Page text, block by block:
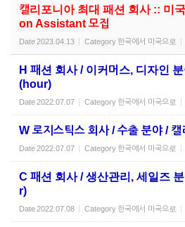
캘리포니아 최대 패션 회사 :: 미
on Assistant 모집
Date2023.04.13 Category 한국에서 미국으로
H 패션 회사 / 이커머스, 디자인
(hour)
Date2022.07.07 Category 한국에서 미국으로
W 로지스틱스 회사 / 수출 분야 /
Date2022.07.07 Category 한국에서 미국으로
C 패션 회사 / 생산관리, 세일즈
r)
Date2022.07.08 Category 한국에서 미국으로